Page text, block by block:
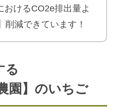
おけるCO2e排出量よ
削減できています！
る
園】のいちご